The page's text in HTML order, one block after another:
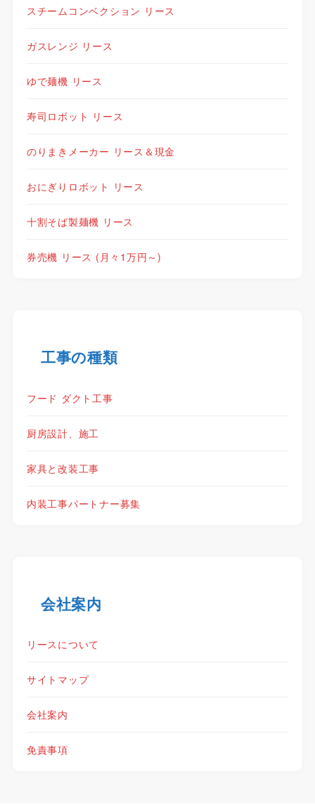
スチームコンベクション リース
ガスレンジ リース
ゆで麺機 リース
寿司ロボット リース
のりまきメーカー リース＆現金
おにぎりロボット リース
十割そば製麺機 リース
券売機 リース (月々1万円～)
工事の種類
フード ダクト工事
厨房設計、施工
家具と改装工事
内装工事パートナー募集
会社案内
リースについて
サイトマップ
会社案内
免責事項